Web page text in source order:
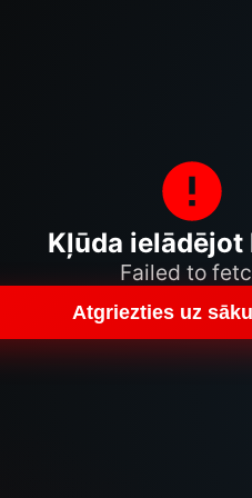
Kļūda ielādējot
Failed to
Atgriezties uz